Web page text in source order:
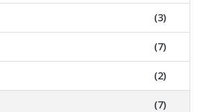
(3)
(7)
(2)
(7)